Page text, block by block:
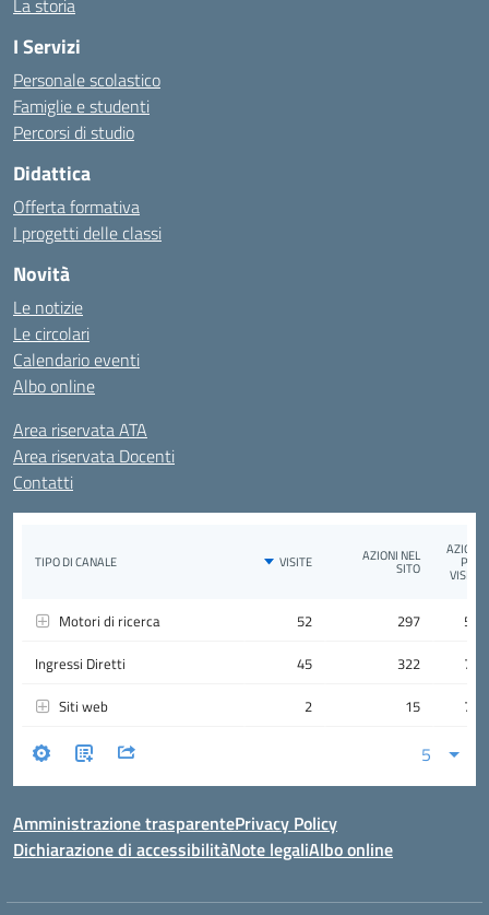
La storia
I Servizi
Personale scolastico
Famiglie e studenti
Percorsi di studio
Didattica
Offerta formativa
I progetti delle classi
Novità
Le notizie
Le circolari
Calendario eventi
Albo online
Area riservata ATA
Area riservata Docenti
Contatti
Amministrazione trasparentePrivacy Policy
Dichiarazione di accessibilitàNote legaliAlbo online